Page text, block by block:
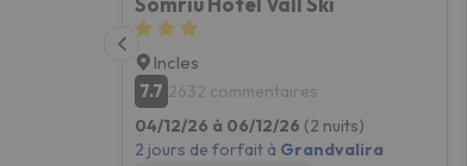
Incles
7.7 2632 commentaires
04/12/26 à 06/12/26 (2 nuits)
2 jours de forfait à Grandvalira